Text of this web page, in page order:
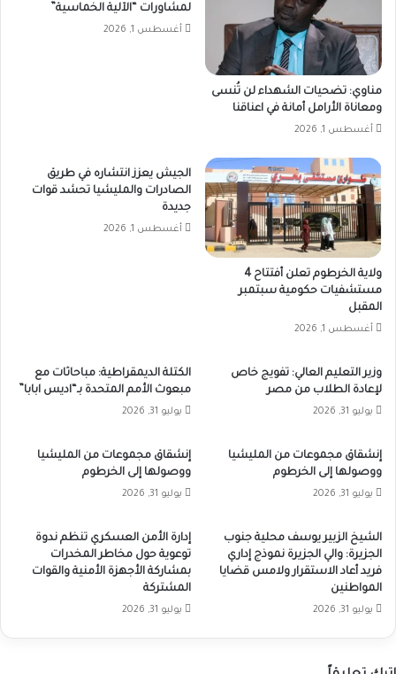
مناوي: تضحيات الشهداء لن تُنسى
ومعاناة الأرامل أمانة في اعناقنا
أغسطس 1, 2026
لمشاورات “الآلية الخماسية”
أغسطس 1, 2026
ولاية الخرطوم تعلن أفتتاح 4
مستشفيات حكومية سبتمبر
المقبل
أغسطس 1, 2026
الجيش يعزز انتشاره في طريق
الصادرات والمليشيا تحشد قوات
جديدة
أغسطس 1, 2026
وزير التعليم العالي: تفويج خاص
لإعادة الطلاب من مصر
يوليو 31, 2026
الكتلة الديمقراطية: مباحاثات مع
مبعوث الأمم المتحدة بـ“اديس ابابا”
يوليو 31, 2026
إنشقاق مجموعات من المليشيا
ووصولها إلى الخرطوم
يوليو 31, 2026
إنشقاق مجموعات من المليشيا
ووصولها إلى الخرطوم
يوليو 31, 2026
الشيخ الزبير يوسف محلية جنوب
الجزيرة: والي الجزيرة نموذج إداري
فريد أعاد الاستقرار ولامس قضايا
المواطنين
يوليو 31, 2026
إدارة الأمن العسكري تنظم ندوة
توعوية حول مخاطر المخدرات
بمشاركة الأجهزة الأمنية والقوات
المشتركة
يوليو 31, 2026